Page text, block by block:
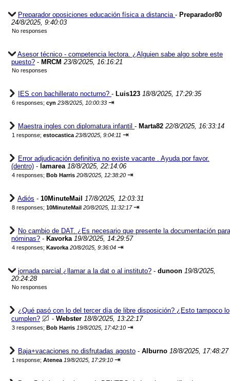
Preparador oposiciones educación física a distancia - Preparador80
24/8/2025, 9:40:03
No responses
Asesor técnico - competencia lectora. ¿Alguien sabe algo sobre este
puesto? - MRCM 23/8/2025, 16:16:21
No responses
IES con bachillerato nocturno? - Luis123 18/8/2025, 17:29:35
6 responses; cyn 23/8/2025, 10:00:33 ⇥
Maestra ingles con diplomatura infantil - Marta82 22/8/2025, 16:33:14
1 response; estocastica 23/8/2025, 9:04:11 ⇥
Error adjudicación definitiva no existe vacante . Ayuda por favor.
(dentro) - lamarea 18/8/2025, 22:14:06
4 responses; Bob Harris 20/8/2025, 12:38:20 ⇥
Adiós - 10MinuteMail 17/8/2025, 12:03:31
8 responses; 10MinuteMail 20/8/2025, 11:32:17 ⇥
No cambio de DAT. ¿Es necesario que presente la documentación para
nóminas? - Kavorka 19/8/2025, 14:29:57
4 responses; Kavorka 20/8/2025, 9:36:04 ⇥
jornada parcial ¿llamar a la dat o al instituto? - dunoon 19/8/2025,
20:24:28
No responses
¿Qué pasó con lo del tercer día de libre disposición? ¿Esto tampoco lo
cumplen?
- Webster 18/8/2025, 13:22:17
3 responses; Bob Harris 19/8/2025, 17:42:10 ⇥
Baja+vacaciones no disfrutadas agosto - Alburno 18/8/2025, 17:48:27
1 response; Atenea 19/8/2025, 17:29:10 ⇥